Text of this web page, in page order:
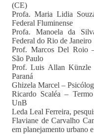
(CE)
Profa. Maria Lidia
Federal Fluminense
Profa. Manoela da
Federal do Rio de Janeiro
Prof. Marcos Del Roio
São Paulo
Prof. Luis Allan Künzle
Paraná
Ghizela Marcel –
Ricardo Scaléa –
UnB
Leda Leal Ferreira,
Flaviane de Carvalho
em planejamento urbano